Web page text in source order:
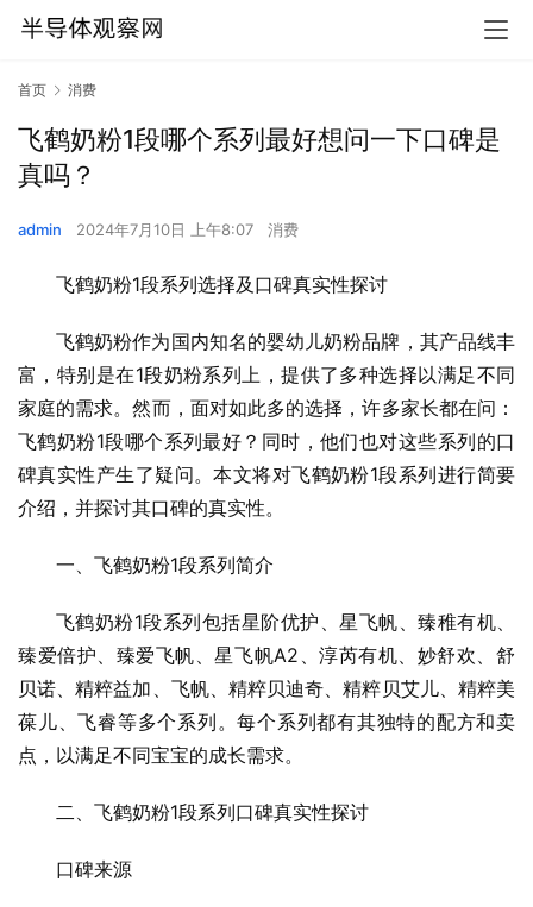
首页 消费
飞鹤奶粉1段哪个系列最好想问一下口碑是
真吗？
admin 2024年7月10日 上午8:07 消费
飞鹤奶粉1段系列选择及口碑真实性探讨
飞鹤奶粉作为国内知名的婴幼儿奶粉品牌，其产品线丰
富，特别是在1段奶粉系列上，提供了多种选择以满足不同
家庭的需求。然而，面对如此多的选择，许多家长都在问：
飞鹤奶粉1段哪个系列最好？同时，他们也对这些系列的口
碑真实性产生了疑问。本文将对飞鹤奶粉1段系列进行简要
介绍，并探讨其口碑的真实性。
一、飞鹤奶粉1段系列简介
飞鹤奶粉1段系列包括星阶优护、星飞帆、臻稚有机、
臻爱倍护、臻爱飞帆、星飞帆A2、淳芮有机、妙舒欢、舒
贝诺、精粹益加、飞帆、精粹贝迪奇、精粹贝艾儿、精粹美
葆儿、飞睿等多个系列。每个系列都有其独特的配方和卖
点，以满足不同宝宝的成长需求。
二、飞鹤奶粉1段系列口碑真实性探讨
口碑来源